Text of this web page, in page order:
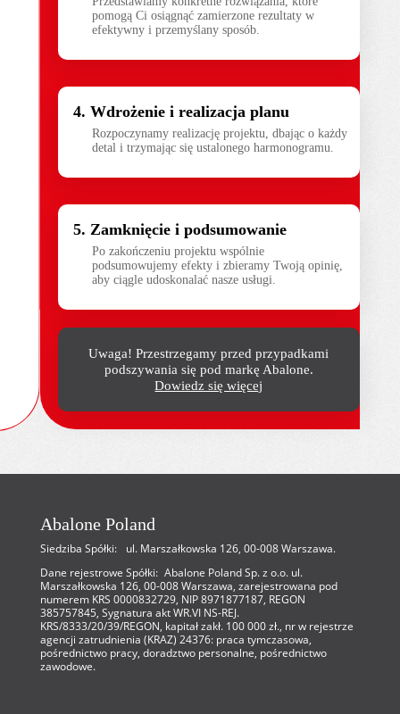
pomogą Ci osiągnąć zamierzone rezultaty w
efektywny i przemyślany sposób.
Wdrożenie i realizacja planu
Rozpoczynamy realizację projektu, dbając o każdy
detal i trzymając się ustalonego harmonogramu.
Zamknięcie i podsumowanie
Po zakończeniu projektu wspólnie
podsumowujemy efekty i zbieramy Twoją opinię,
aby ciągle udoskonalać nasze usługi.
Uwaga! Przestrzegamy przed przypadkami
podszywania się pod markę Abalone.
Dowiedz się więcej
Abalone Poland
Siedziba Spółki: ul. Marszałkowska 126, 00-008 Warszawa.
Dane rejestrowe Spółki: Abalone Poland Sp. z o.o. ul.
Marszałkowska 126, 00-008 Warszawa, zarejestrowana pod
numerem KRS 0000832729, NIP 8971877187, REGON
385757845, Sygnatura akt WR.VI NS-REJ.
KRS/8333/20/39/REGON, kapitał zakł. 100 000 zł., nr w rejestrze
agencji zatrudnienia (KRAZ) 24376: praca tymczasowa,
pośrednictwo pracy, doradztwo personalne, pośrednictwo
zawodowe.